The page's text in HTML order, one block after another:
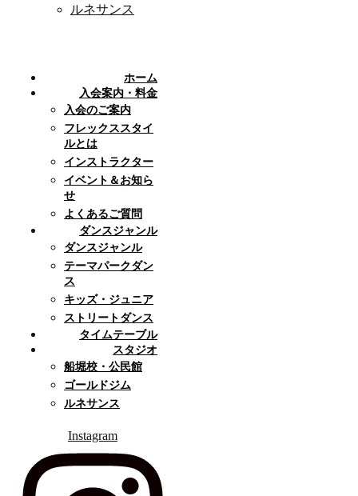
ルネサンス
ホーム
入会案内・料金
入会のご案内
フレックススタイ
ルとは
インストラクター
イベント＆お知ら
せ
よくあるご質問
ダンスジャンル
ダンスジャンル
テーマパークダン
ス
キッズ・ジュニア
ストリートダンス
タイムテーブル
スタジオ
船堀校・公民館
ゴールドジム
ルネサンス
Instagram